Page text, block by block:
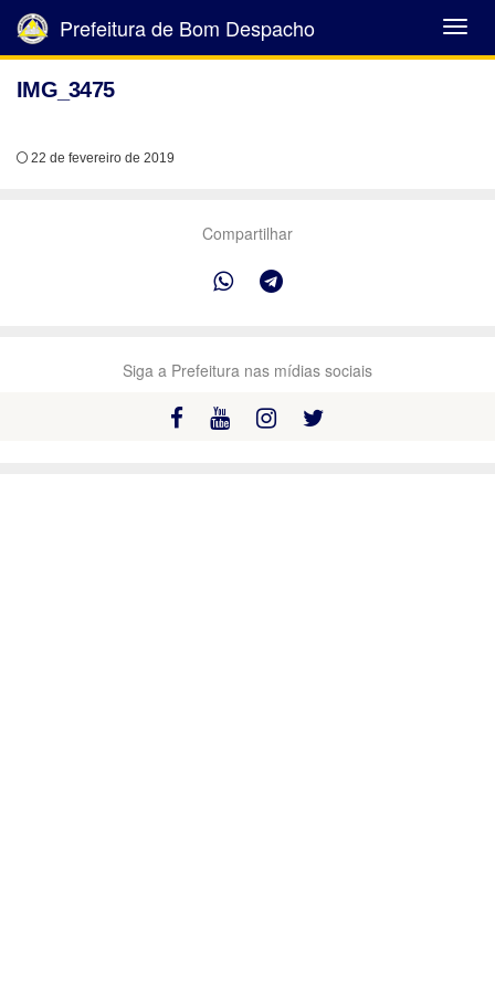
Abrir
Menu
Prefeitura de Bom Despacho
IMG_3475
22 de fevereiro de 2019
Compartilhar
Siga a Prefeitura nas mídias sociais